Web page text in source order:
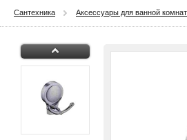
Сантехника Аксессуары для ванной